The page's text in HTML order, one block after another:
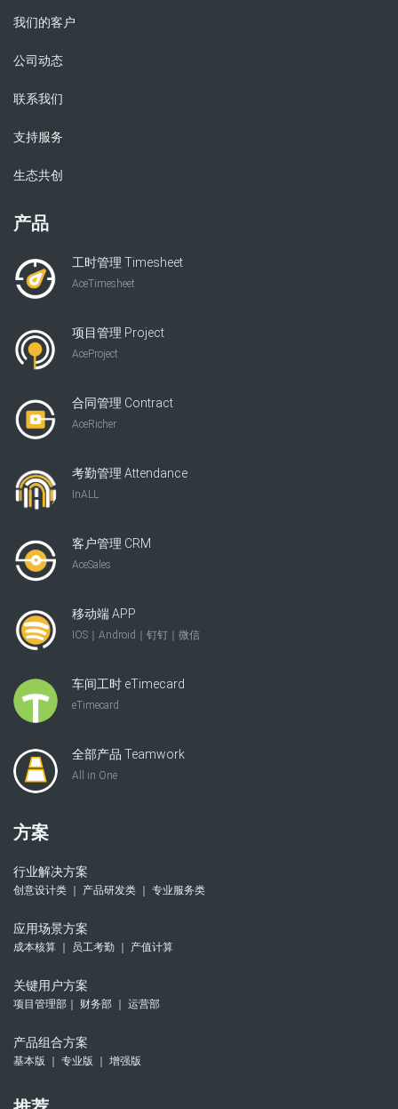
我们的客户
公司动态
联系我们
支持服务
生态共创
产品
工时管理 Timesheet
AceTimesheet
项目管理 Project
AceProject
合同管理 Contract
AceRicher
考勤管理 Attendance
InALL
客户管理 CRM
AceSales
移动端 APP
IOS｜Android｜钉钉｜微信
车间工时 eTimecard
eTimecard
全部产品 Teamwork
All in One
方案
行业解决方案
创意设计类 ｜ 产品研发类 ｜ 专业服务类
应用场景方案
成本核算 ｜ 员工考勤 ｜ 产值计算
关键用户方案
项目管理部｜ 财务部 ｜ 运营部
产品组合方案
基本版 ｜ 专业版 ｜ 增强版